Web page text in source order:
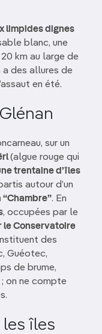
limpides dignes
blanc, une
km au large de
a des allures de
en été.
sur un
(algue rouge qui
trentaine d’îles
autour d’un
. En
, occupées par le
le Conservatoire
des
Guéotec,
de brume,
; on ne compte
les îles